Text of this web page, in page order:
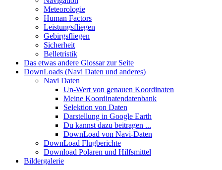
Meteorologie
Human Factors
Leistungsfliegen
Gebirgsfliegen
Sicherheit
Belletristik
Das etwas andere Glossar zur Seite
DownLoads (Navi Daten und anderes)
Navi Daten
Un-Wert von genauen Koordinaten
Meine Koordinatendatenbank
Selektion von Daten
Darstellung in Google Earth
Du kannst dazu beitragen ...
DownLoad von Navi-Daten
DownLoad Flugberichte
Download Polaren und Hilfsmittel
Bildergalerie